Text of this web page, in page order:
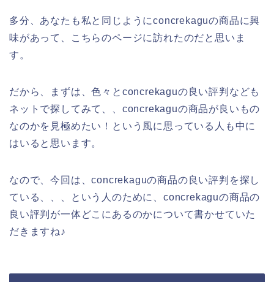
多分、あなたも私と同じようにconcrekaguの商品に興
味があって、こちらのページに訪れたのだと思いま
す。
だから、まずは、色々とconcrekaguの良い評判なども
ネットで探してみて、、concrekaguの商品が良いもの
なのかを見極めたい！という風に思っている人も中に
はいると思います。
なので、今回は、concrekaguの商品の良い評判を探し
ている、、、という人のために、concrekaguの商品の
良い評判が一体どこにあるのかについて書かせていた
だきますね♪